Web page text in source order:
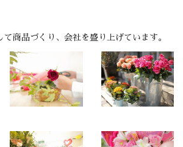
て商品づくり、会社を盛り上げています。